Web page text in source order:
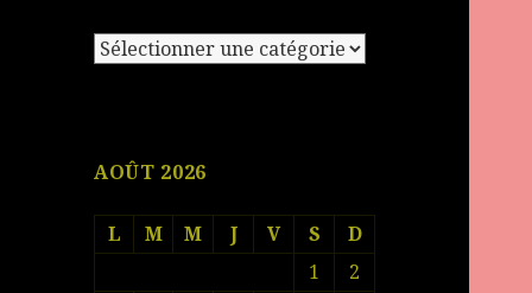
Catégories
AOÛT 2026
L M M J V S
D
1
2